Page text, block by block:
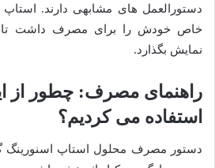
دستورالعمل های مشابهی دارند.
خاص خودش را برای مصرف داشت تا
نمایش بگذارد.
راهنمای مصرف: چطور از
استفاده می کردیم؟
دستور مصرف محلول استاپ اسنورینگ